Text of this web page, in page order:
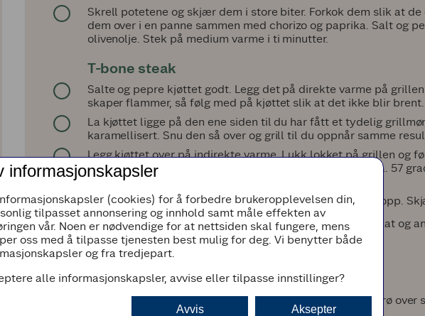
Skrell potetene og skjær dem i store biter. Forkok dem slik at de
dem over i en panne sammen med chorizo og paprika. Salt og
olivenolje. Stek på medium varme i ti minutter.
T-bone steak
Salte og pepre kjøttet godt. Legg det på direkte varme på
skaper flammer, så følg med på kjøttet slik at det ikke blir brent.
La kjøttet ligge på den ene siden til du har fått et tydelig
karamellisert. Snu den så over og grill til du oppnår samme
Legg kjøttet over på indirekte varme. Lukk lokket på grillen og
steketermometeret. Kjernetemperaturen skal være på ca. 57
resultat.
La kjøttet hvile på fjøl ca. 15 minutter før du skjærer det opp.
Server med chorizopoteter, en halv maiskolbe til hver, salat og
Grillede grønnsaker
Grill maiskolbene til de er gjennomvarme.
Del hjertesalaten i to, ringle over litt god olivenolje, og strø
informasjonskapsler
(cookies) for å forbedre brukeropplevelsen din,
tilpasset annonsering og innhold samt måle effekten av
vår. Noen er nødvendige for at nettsiden skal fungere, mens
oss med å tilpasse tjenesten best mulig for deg. Vi benytter både
og fra tredjepart.
alle informasjonskapsler, avvise eller tilpasse innstillinger?
Aksepter
Avvis